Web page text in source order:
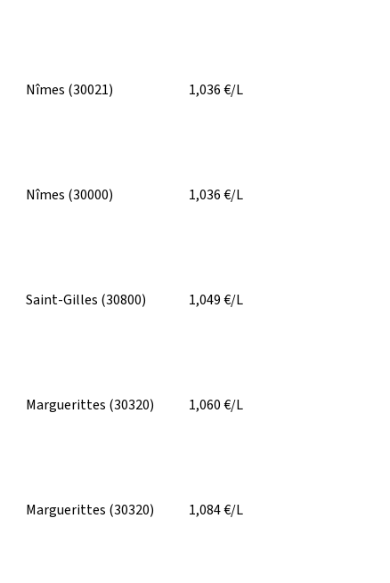
Nîmes (30021) 1,036€/L
Nîmes (30000) 1,036€/L
Saint-Gilles (30800) 1,049€/L
Marguerittes (30320) 1,060€/L
Marguerittes (30320) 1,084€/L